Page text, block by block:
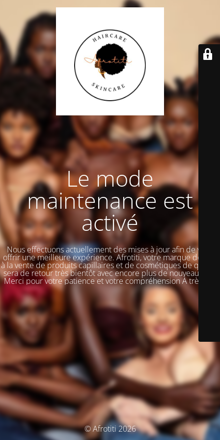
Le mode
maintenance est
activé
Nous effectuons actuellement des mises à jour afin de vous
offrir une meilleure expérience. Afrotiti, votre marque dédiée
à la vente de produits capillaires et de cosmétiques de qualité,
sera de retour très bientôt avec encore plus de nouveautés !!!
Merci pour votre patience et votre compréhension À très vite
© Afrotiti 2026